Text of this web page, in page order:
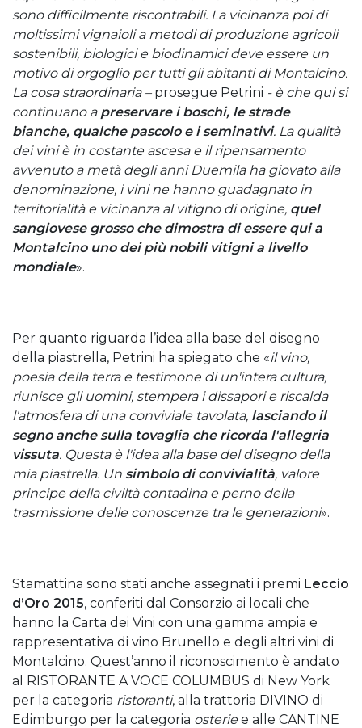
sono difficilmente riscontrabili. La vicinanza poi di
moltissimi vignaioli a metodi di produzione agricoli
sostenibili, biologici e biodinamici deve essere un
motivo di orgoglio per tutti gli abitanti di Montalcino.
La cosa straordinaria – prosegue Petrini - è che qui si
continuano a preservare i boschi, le strade
bianche, qualche pascolo e i seminativi. La qualità
dei vini è in costante ascesa e il ripensamento
avvenuto a metà degli anni Duemila ha giovato alla
denominazione, i vini ne hanno guadagnato in
territorialità e vicinanza al vitigno di origine, quel
sangiovese grosso che dimostra di essere qui a
Montalcino uno dei più nobili vitigni a livello
mondiale».
Per quanto riguarda l’idea alla base del disegno
della piastrella, Petrini ha spiegato che «il vino,
poesia della terra e testimone di un'intera cultura,
riunisce gli uomini, stempera i dissapori e riscalda
l'atmosfera di una conviviale tavolata, lasciando il
segno anche sulla tovaglia che ricorda l'allegria
vissuta. Questa è l'idea alla base del disegno della
mia piastrella. Un simbolo di convivialità, valore
principe della civiltà contadina e perno della
trasmissione delle conoscenze tra le generazioni».
Stamattina sono stati anche assegnati i premi Leccio
d’Oro 2015, conferiti dal Consorzio ai locali che
hanno la Carta dei Vini con una gamma ampia e
rappresentativa di vino Brunello e degli altri vini di
Montalcino. Quest’anno il riconoscimento è andato
al RISTORANTE A VOCE COLUMBUS di New York
per la categoria ristoranti, alla trattoria DIVINO di
Edimburgo per la categoria osteriee alle CANTINE